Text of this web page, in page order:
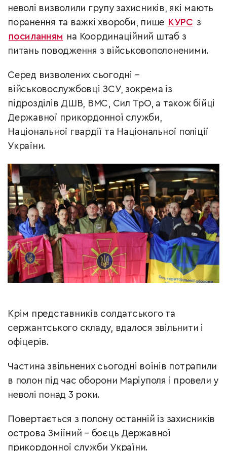
неволі визволили групу захисників, які мають
поранення та важкі хвороби, пише КУРС з
посиланням на Координаційний штаб з
питань поводження з військовополоненими.
Серед визволених сьогодні –
військовослужбовці ЗСУ, зокрема із
підрозділів ДШВ, ВМС, Сил ТрО, а також бійці
Державної прикордонної служби,
Національної гвардії та Національної поліції
України.
Крім представників солдатського та
сержантського складу, вдалося звільнити і
офіцерів.
Частина звільнених сьогодні воїнів потрапили
в полон під час оборони Маріуполя і провели у
неволі понад 3 роки.
Повертається з полону останній із захисників
острова Зміїний – боєць Державної
прикордонної служби України.